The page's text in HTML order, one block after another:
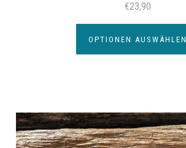
€23,90
OPTIONEN AUSWÄHLEN